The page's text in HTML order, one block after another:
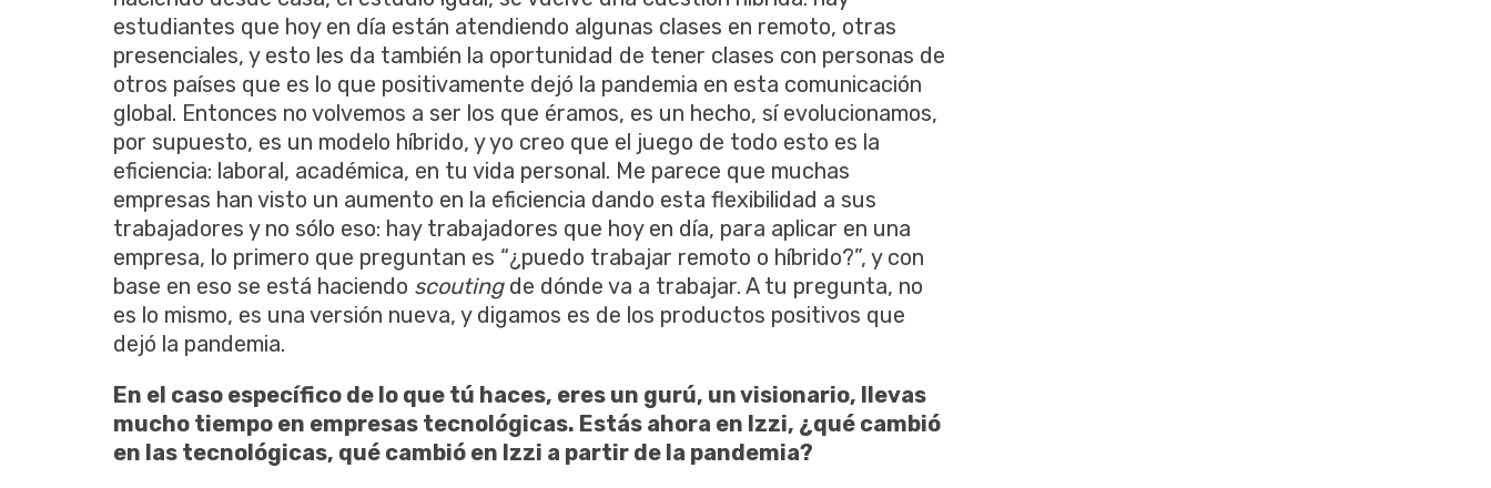
estudiantes que hoy en día están atendiendo algunas clases en remoto, otras
presenciales, y esto les da también la oportunidad de tener clases con personas de
otros países que es lo que positivamente dejó la pandemia en esta comunicación
global. Entonces no volvemos a ser los que éramos, es un hecho, sí evolucionamos,
por supuesto, es un modelo híbrido, y yo creo que el juego de todo esto es la
eficiencia: laboral, académica, en tu vida personal. Me parece que muchas
empresas han visto un aumento en la eficiencia dando esta flexibilidad a sus
trabajadores y no sólo eso: hay trabajadores que hoy en día, para aplicar en una
empresa, lo primero que preguntan es “¿puedo trabajar remoto o híbrido?”, y con
base en eso se está haciendo scoutingde dónde va a trabajar. A tu pregunta, no
es lo mismo, es una versión nueva, y digamos es de los productos positivos que
dejó la pandemia.
En el caso específico de lo que tú haces, eres un gurú, un visionario, llevas
mucho tiempo en empresas tecnológicas. Estás ahora en Izzi, ¿qué cambió
en las tecnológicas, qué cambió en Izzi a partir de la pandemia?